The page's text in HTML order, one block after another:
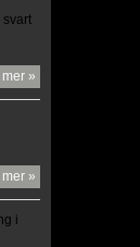
svart
»
»
i